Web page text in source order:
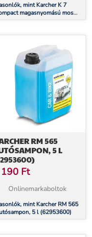
mint Karcher K 7
magasnyomású mosó
RM 565
5 L
Ft
Onlinemarkaboltok
mint Karcher RM 565
5 l (62953600)